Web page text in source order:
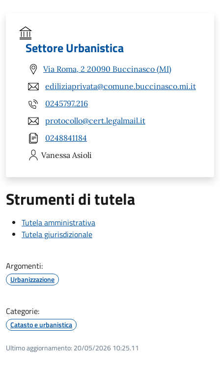
Settore Urbanistica
Via Roma, 2 20090 Buccinasco (MI)
ediliziaprivata@comune.buccinasco.mi.it
0245797.216
protocollo@cert.legalmail.it
0248841184
Vanessa Asioli
Strumenti di tutela
Tutela amministrativa
Tutela giurisdizionale
Argomenti:
Urbanizzazione
Categorie:
Catasto e urbanistica
Ultimo aggiornamento: 20/05/2026 10:25.11